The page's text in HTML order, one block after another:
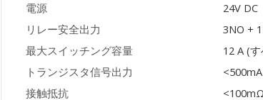
電源
24V DC
リレー安全出力
3NO +
最大スイッチング容量
12 A (
トランジスタ信号出力
接触抵抗
<100mΩ